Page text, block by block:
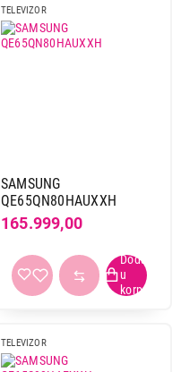
TELEVIZOR
SAMSUNG
QE65QN80HAUXXH
165.999,00
TELEVIZOR